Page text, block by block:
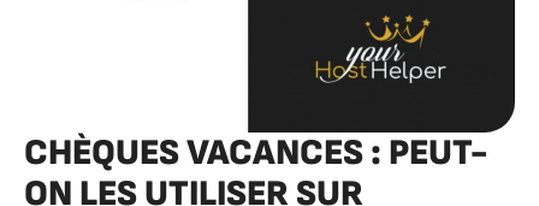
CHÈQUES VACANCES : PEUT-
ON LES UTILISER SUR